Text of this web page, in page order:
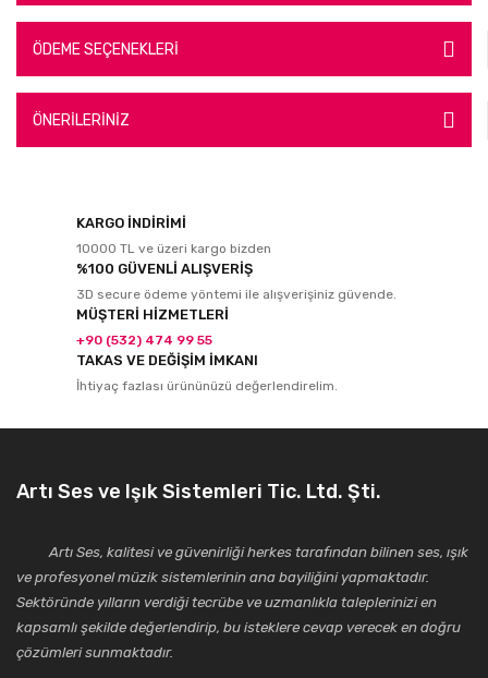
ÖDEME SEÇENEKLERİ
ÖNERİLERİNİZ
KARGO İNDİRİMİ
10000 TL ve üzeri kargo bizden
%100 GÜVENLİ ALIŞVERİŞ
3D secure ödeme yöntemi ile alışverişiniz güvende.
MÜŞTERİ HİZMETLERİ
+90 (532) 474 99 55
TAKAS VE DEĞİŞİM İMKANI
İhtiyaç fazlası ürününüzü değerlendirelim.
Artı Ses ve Işık Sistemleri Tic. Ltd. Şti.
Artı Ses, kalitesi ve güvenirliği herkes tarafından bilinen ses, ışık
ve profesyonel müzik sistemlerinin ana bayiliğini yapmaktadır.
Sektöründe yılların verdiği tecrübe ve uzmanlıkla taleplerinizi en
kapsamlı şekilde değerlendirip, bu isteklere cevap verecek en doğru
çözümleri sunmaktadır.